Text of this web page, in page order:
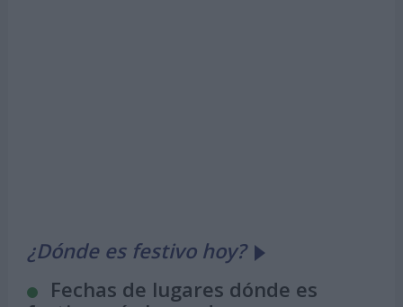
¿Dónde es festivo hoy?
Fechas de lugares dónde es